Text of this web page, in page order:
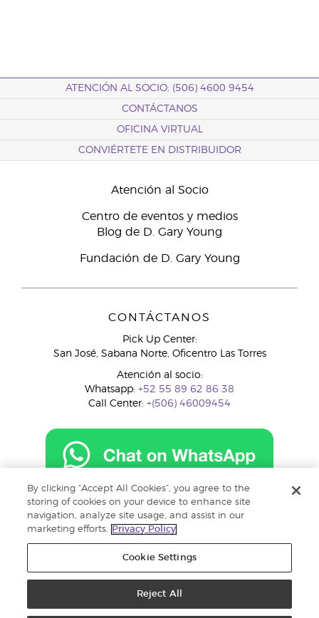
ATENCIÓN AL SOCIO: (506) 4600 9454
CONTÁCTANOS
OFICINA VIRTUAL
CONVIÉRTETE EN DISTRIBUIDOR
Atención al Socio
Centro de eventos y medios
Blog de D. Gary Young
Fundación de D. Gary Young
CONTÁCTANOS
Pick Up Center:
San José, Sabana Norte, Oficentro Las Torres
Atención al socio:
Whatsapp: +52 55 89 62 86 38
Call Center: +(506) 46009454
costarica@youngliving.com
By clicking “Accept All Cookies”, you agree to the
storing of cookies on your device to enhance site
navigation, analyze site usage, and assist in our
marketing efforts.
Privacy Policy
Cookie Settings
Reject All